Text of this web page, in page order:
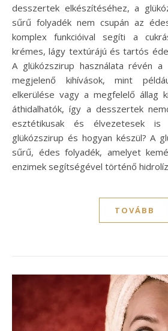
desszertek elkészítéséhez, a
sűrű folyadék nem csupán az
komplex funkcióival segíti a
krémes, lágy textúrájú és tartós
A glükózszirup használata révén a
megjelenő kihívások, mint
elkerülése vagy a megfelelő állag
áthidalhatók, így a desszertek
esztétikusak és élvezetesek
glükózszirup és hogyan készül? A
sűrű, édes folyadék, amelyet
enzimek segítségével történő
TOVÁBB